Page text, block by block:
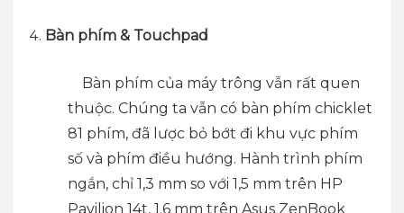
Bàn phím & Touchpad
Bàn phím của máy trông vẫn rất quen
thuộc. Chúng ta vẫn có bàn phím chicklet
81 phím, đã lược bỏ bớt đi khu vực phím
số và phím điều hướng. Hành trình phím
ngắn, chỉ 1,3 mm so với 1,5 mm trên HP
Pavilion 14t, 1.6 mm trên Asus ZenBook